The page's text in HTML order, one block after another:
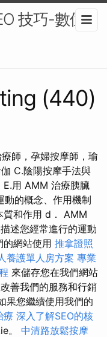
技巧-數位
(440)
師，孕婦按摩師，瑜
C.陰陽按摩手法與
E.用 AMM 治療胰臟
動的概念、作用機制
質和作用 d． AMM
述您經常進行的運動
的網站使用 推拿證照
養護單人房方案 專業
來儲存您在我們網站
善我們的服務和行銷
果您繼續使用我們的
療 深入了解SEO的核
。 中清路放鬆按摩